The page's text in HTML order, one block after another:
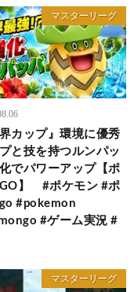
マスターリーグ
界カップ』環境に優秀
と技を持つルンパッ
でパワーアップ【ポ
】 #ポケモン #ポ
#pokemon
#ゲーム実況 #
マスターリーグ